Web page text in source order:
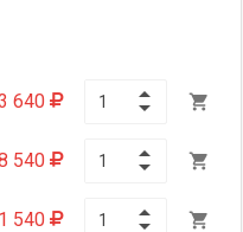
640 
540 
540 